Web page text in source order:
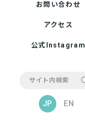
お問い合わせ
アクセス
公式Instagram
JP EN